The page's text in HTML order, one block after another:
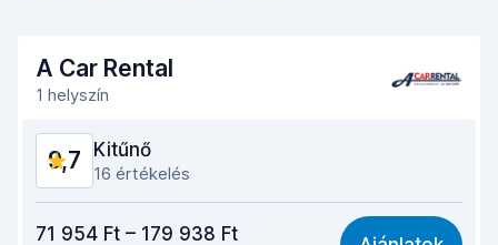
A Car Rental
1 helyszín
9,7 Kitűnő
16 értékelés
9,5
71 954 Ft – 179 938 Ft